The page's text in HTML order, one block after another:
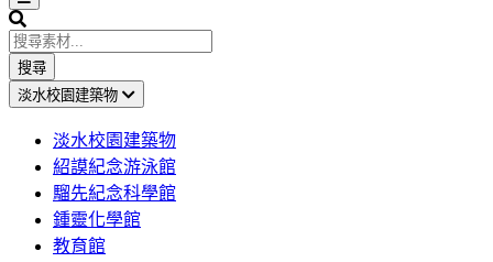
sidebar
Search
搜尋
淡水校園建築物
淡水校園建築物
紹謨紀念游泳館
騮先紀念科學館
鍾靈化學館
教育館